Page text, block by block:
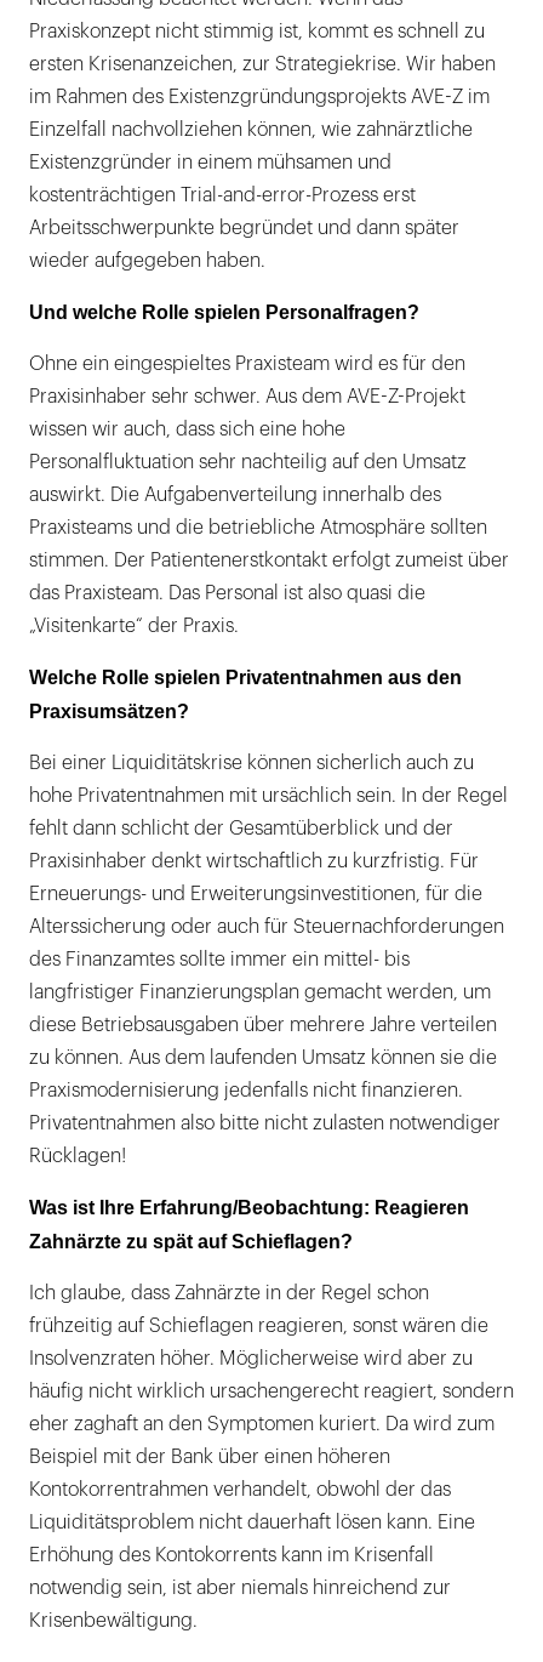
Praxiskonzept nicht stimmig ist, kommt es schnell zu
ersten Krisenanzeichen, zur Strategiekrise. Wir haben
im Rahmen des Existenzgründungsprojekts AVE-Z im
Einzelfall nachvollziehen können, wie zahnärztliche
Existenzgründer in einem mühsamen und
kostenträchtigen Trial-and-error-Prozess erst
Arbeitsschwerpunkte begründet und dann später
wieder aufgegeben haben.
Und welche Rolle spielen Personalfragen?
Ohne ein eingespieltes Praxisteam wird es für den
Praxisinhaber sehr schwer. Aus dem AVE-Z-Projekt
wissen wir auch, dass sich eine hohe
Personalfluktuation sehr nachteilig auf den Umsatz
auswirkt. Die Aufgabenverteilung innerhalb des
Praxisteams und die betriebliche Atmosphäre sollten
stimmen. Der Patientenerstkontakt erfolgt zumeist über
das Praxisteam. Das Personal ist also quasi die
„Visitenkarte“ der Praxis.
Welche Rolle spielen Privatentnahmen aus den
Praxisumsätzen?
Bei einer Liquiditätskrise können sicherlich auch zu
hohe Privatentnahmen mit ursächlich sein. In der Regel
fehlt dann schlicht der Gesamtüberblick und der
Praxisinhaber denkt wirtschaftlich zu kurzfristig. Für
Erneuerungs- und Erweiterungsinvestitionen, für die
Alterssicherung oder auch für Steuernachforderungen
des Finanzamtes sollte immer ein mittel- bis
langfristiger Finanzierungsplan gemacht werden, um
diese Betriebsausgaben über mehrere Jahre verteilen
zu können. Aus dem laufenden Umsatz können sie die
Praxismodernisierung jedenfalls nicht finanzieren.
Privatentnahmen also bitte nicht zulasten notwendiger
Rücklagen!
Was ist Ihre Erfahrung/Beobachtung: Reagieren
Zahnärzte zu spät auf Schieflagen?
Ich glaube, dass Zahnärzte in der Regel schon
frühzeitig auf Schieflagen reagieren, sonst wären die
Insolvenzraten höher. Möglicherweise wird aber zu
häufig nicht wirklich ursachengerecht reagiert, sondern
eher zaghaft an den Symptomen kuriert. Da wird zum
Beispiel mit der Bank über einen höheren
Kontokorrentrahmen verhandelt, obwohl der das
Liquiditätsproblem nicht dauerhaft lösen kann. Eine
Erhöhung des Kontokorrents kann im Krisenfall
notwendig sein, ist aber niemals hinreichend zur
Krisenbewältigung.